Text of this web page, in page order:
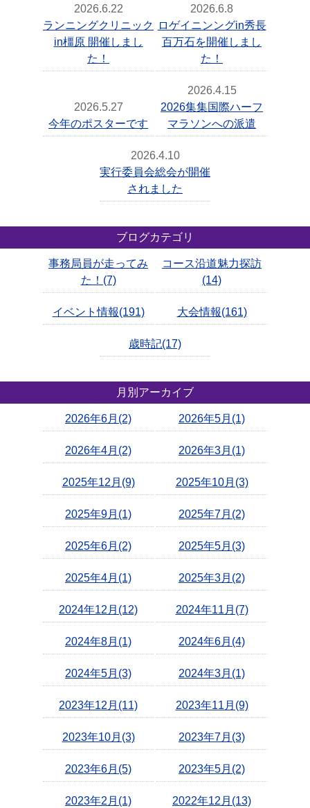
2026.6.22
ランニングクリニック
in橿原 開催しまし
た！
2026.6.8
ロゲイニンングin秀長
百万石を開催しまし
た！
2026.5.27
今年のポスターです
2026.4.15
2026集集国際ハーフ
マラソンへの派遣
2026.4.10
実行委員会総会が開催
されました
ブログカテゴリ
事務局員が走ってみ
た！(7)
コース沿道魅力探訪
(14)
イベント情報(191) 大会情報(161)
歳時記(17)
月別アーカイブ
2026年6月(2) 2026年5月(1)
2026年4月(2) 2026年3月(1)
2025年12月(9) 2025年10月(3)
2025年9月(1) 2025年7月(2)
2025年6月(2) 2025年5月(3)
2025年4月(1) 2025年3月(2)
2024年12月(12) 2024年11月(7)
2024年8月(1) 2024年6月(4)
2024年5月(3) 2024年3月(1)
2023年12月(11) 2023年11月(9)
2023年10月(3) 2023年7月(3)
2023年6月(5) 2023年5月(2)
2023年2月(1) 2022年12月(13)